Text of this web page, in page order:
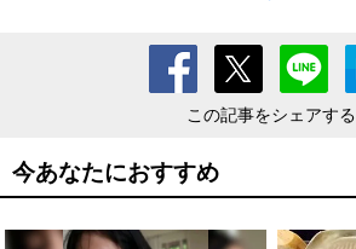
この記事をシェアする
今あなたにおすすめ